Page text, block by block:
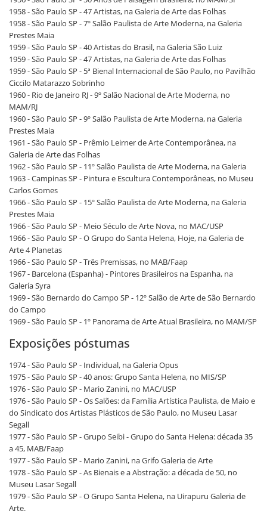
1958 - São Paulo SP - 47 Artistas, na Galeria de Arte das Folhas
1958 - São Paulo SP - 7º Salão Paulista de Arte Moderna, na Galeria
Prestes Maia
1959 - São Paulo SP - 40 Artistas do Brasil, na Galeria São Luiz
1959 - São Paulo SP - 47 Artistas, na Galeria de Arte das Folhas
1959 - São Paulo SP - 5ª Bienal Internacional de São Paulo, no Pavilhão
Ciccilo Matarazzo Sobrinho
1960 - Rio de Janeiro RJ - 9º Salão Nacional de Arte Moderna, no
MAM/RJ
1960 - São Paulo SP - 9º Salão Paulista de Arte Moderna, na Galeria
Prestes Maia
1961 - São Paulo SP - Prêmio Leirner de Arte Contemporânea, na
Galeria de Arte das Folhas
1962 - São Paulo SP - 11º Salão Paulista de Arte Moderna, na Galeria
1963 - Campinas SP - Pintura e Escultura Contemporâneas, no Museu
Carlos Gomes
1966 - São Paulo SP - 15º Salão Paulista de Arte Moderna, na Galeria
Prestes Maia
1966 - São Paulo SP - Meio Século de Arte Nova, no MAC/USP
1966 - São Paulo SP - O Grupo do Santa Helena, Hoje, na Galeria de
Arte 4 Planetas
1966 - São Paulo SP - Três Premissas, no MAB/Faap
1967 - Barcelona (Espanha) - Pintores Brasileiros na Espanha, na
Galería Syra
1969 - São Bernardo do Campo SP - 12º Salão de Arte de São Bernardo
do Campo
1969 - São Paulo SP - 1º Panorama de Arte Atual Brasileira, no MAM/SP
Exposições póstumas
1974 - São Paulo SP - Individual, na Galeria Opus
1975 - São Paulo SP - 40 anos: Grupo Santa Helena, no MIS/SP
1976 - São Paulo SP - Mario Zanini, no MAC/USP
1976 - São Paulo SP - Os Salões: da Família Artística Paulista, de Maio e
do Sindicato dos Artistas Plásticos de São Paulo, no Museu Lasar
Segall
1977 - São Paulo SP - Grupo Seibi - Grupo do Santa Helena: década 35
a 45, MAB/Faap
1977 - São Paulo SP - Mario Zanini, na Grifo Galeria de Arte
1978 - São Paulo SP - As Bienais e a Abstração: a década de 50, no
Museu Lasar Segall
1979 - São Paulo SP - O Grupo Santa Helena, na Uirapuru Galeria de
Arte.